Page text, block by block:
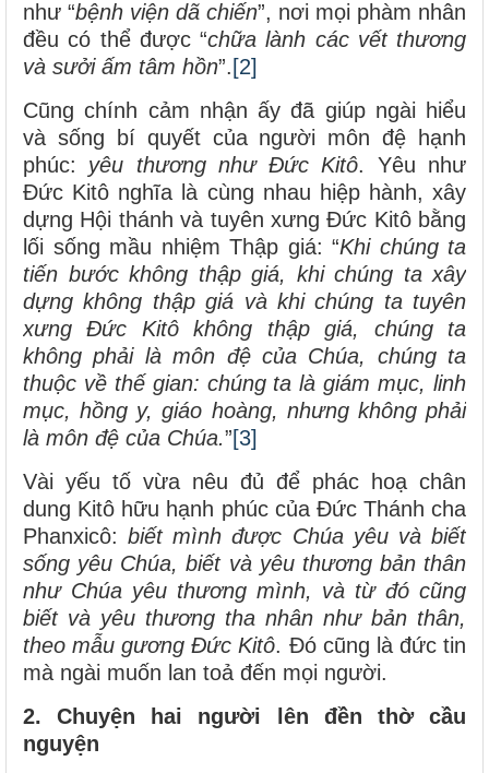
như “bệnh viện dã chiến”, nơi mọi phàm nhân
đều có thể được “chữa lành các vết thương
và sưởi ấm tâm hồn”. [2]
Cũng chính cảm nhận ấy đã giúp ngài hiểu
và sống bí quyết của người môn đệ hạnh
phúc: yêu thương như Đức Kitô. Yêu như
Đức Kitô nghĩa là cùng nhau hiệp hành, xây
dựng Hội thánh và tuyên xưng Đức Kitô bằng
lối sống mầu nhiệm Thập giá: “Khi chúng ta
tiến bước không thập giá, khi chúng ta xây
dựng không thập giá và khi chúng ta tuyên
xưng Đức Kitô không thập giá, chúng ta
không phải là môn đệ của Chúa, chúng ta
thuộc về thế gian: chúng ta là giám mục, linh
mục, hồng y, giáo hoàng, nhưng không phải
là môn đệ của Chúa.”[3]
Vài yếu tố vừa nêu đủ để phác hoạ chân
dung Kitô hữu hạnh phúc của Đức Thánh cha
Phanxicô:biết mình được Chúa yêu và biết
sống yêu Chúa, biết và yêu thương bản thân
như Chúa yêu thương mình, và từ đó cũng
biết và yêu thương tha nhân như bản thân,
theo mẫu gương Đức Kitô. Đó cũng là đức tin
mà ngài muốn lan toả đến mọi người.
2. Chuyện hai người lên đền thờ cầu
nguyện